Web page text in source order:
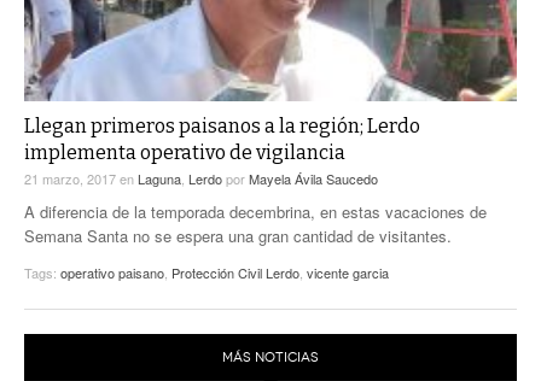
Llegan primeros paisanos a la región; Lerdo
implementa operativo de vigilancia
21 marzo, 2017en Laguna, LerdoporMayela Ávila Saucedo
A diferencia de la temporada decembrina, en estas vacaciones de
Semana Santa no se espera una gran cantidad de visitantes.
Tags: operativo paisano, Protección Civil Lerdo, vicente garcia
MÁS NOTICIAS